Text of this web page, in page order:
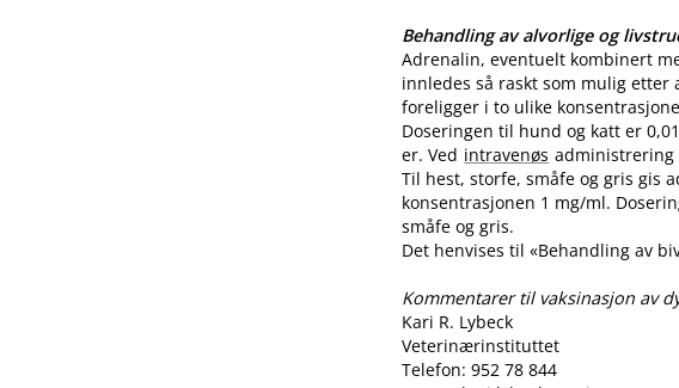
Behandling av alvorlige og
Adrenalin, eventuelt kombinert
innledes så raskt som mulig
foreligger i to ulike
Doseringen til hund og katt er
er. Ved intravenøs administrering
Til hest, storfe, småfe og gris gis
konsentrasjonen 1 mg​/​ml.
småfe og gris.
Det henvises til «Behandling av
Kommentarer til vaksinasjon av
Kari R. Lybeck
Veterinærinstituttet
Telefon: 952 78 844